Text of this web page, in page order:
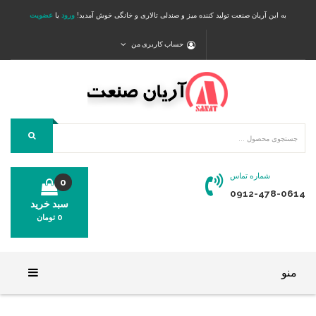
به این آریان صنعت تولید کننده میز و صندلی تالاری و خانگی خوش آمدید! ورود یا عضویت
حساب کاربری من
شماره تماس
0912-478-0614
سبد خرید
0
0 تومان
منو